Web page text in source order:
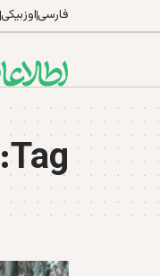
فارسیاوزبیکی
Tag: